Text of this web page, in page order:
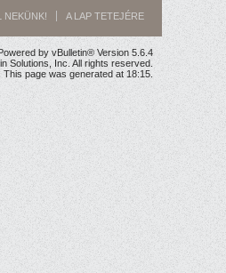
NEKÜNK! A LAP TETEJÉRE
by vBulletin® Version 5.6.4
Solutions, Inc. All rights reserved.
page was generated at 18:15.